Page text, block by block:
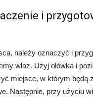
i
należy oznaczyć i
właz. Użyj ołówka i
miejsce, w którym będą
Następnie, przy użyciu